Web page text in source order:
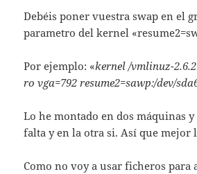
Debéis poner vuestra swap en el
parametro del kernel
Por ejemplo: «kernel /vmlinuz-
ro vga=792 resume2=sawp:/dev/
Lo he montado en dos máquinas
falta y en la otra si. Así que mejor
Como no voy a usar ficheros para